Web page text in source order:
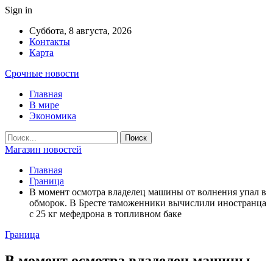
Sign in
Суббота, 8 августа, 2026
Контакты
Карта
Срочные новости
Главная
В мире
Экономика
Магазин новостей
Главная
Граница
В момент осмотра владелец машины от волнения упал в
обморок. В Бресте таможенники вычислили иностранца
с 25 кг мефедрона в топливном баке
Граница